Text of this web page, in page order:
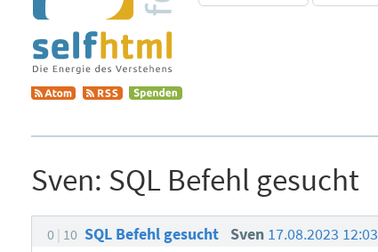
Sven: SQL Befehl gesucht
0 10 SQL Befehl gesucht Sven 17.08.2023 12:03